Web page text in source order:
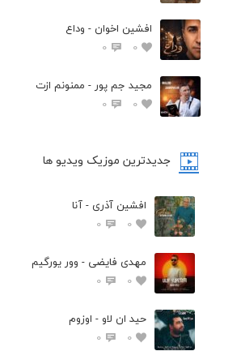
افشين اخوان - وداع
0
0
مجید جم پور - ممنونم ازت
0
0
جدیدترین موزیک ویدیو ها
افشین آذری - آنا
0
0
مهدی فایضی - وور یورگیم
0
0
حید ان لاو - اوزوم
0
0